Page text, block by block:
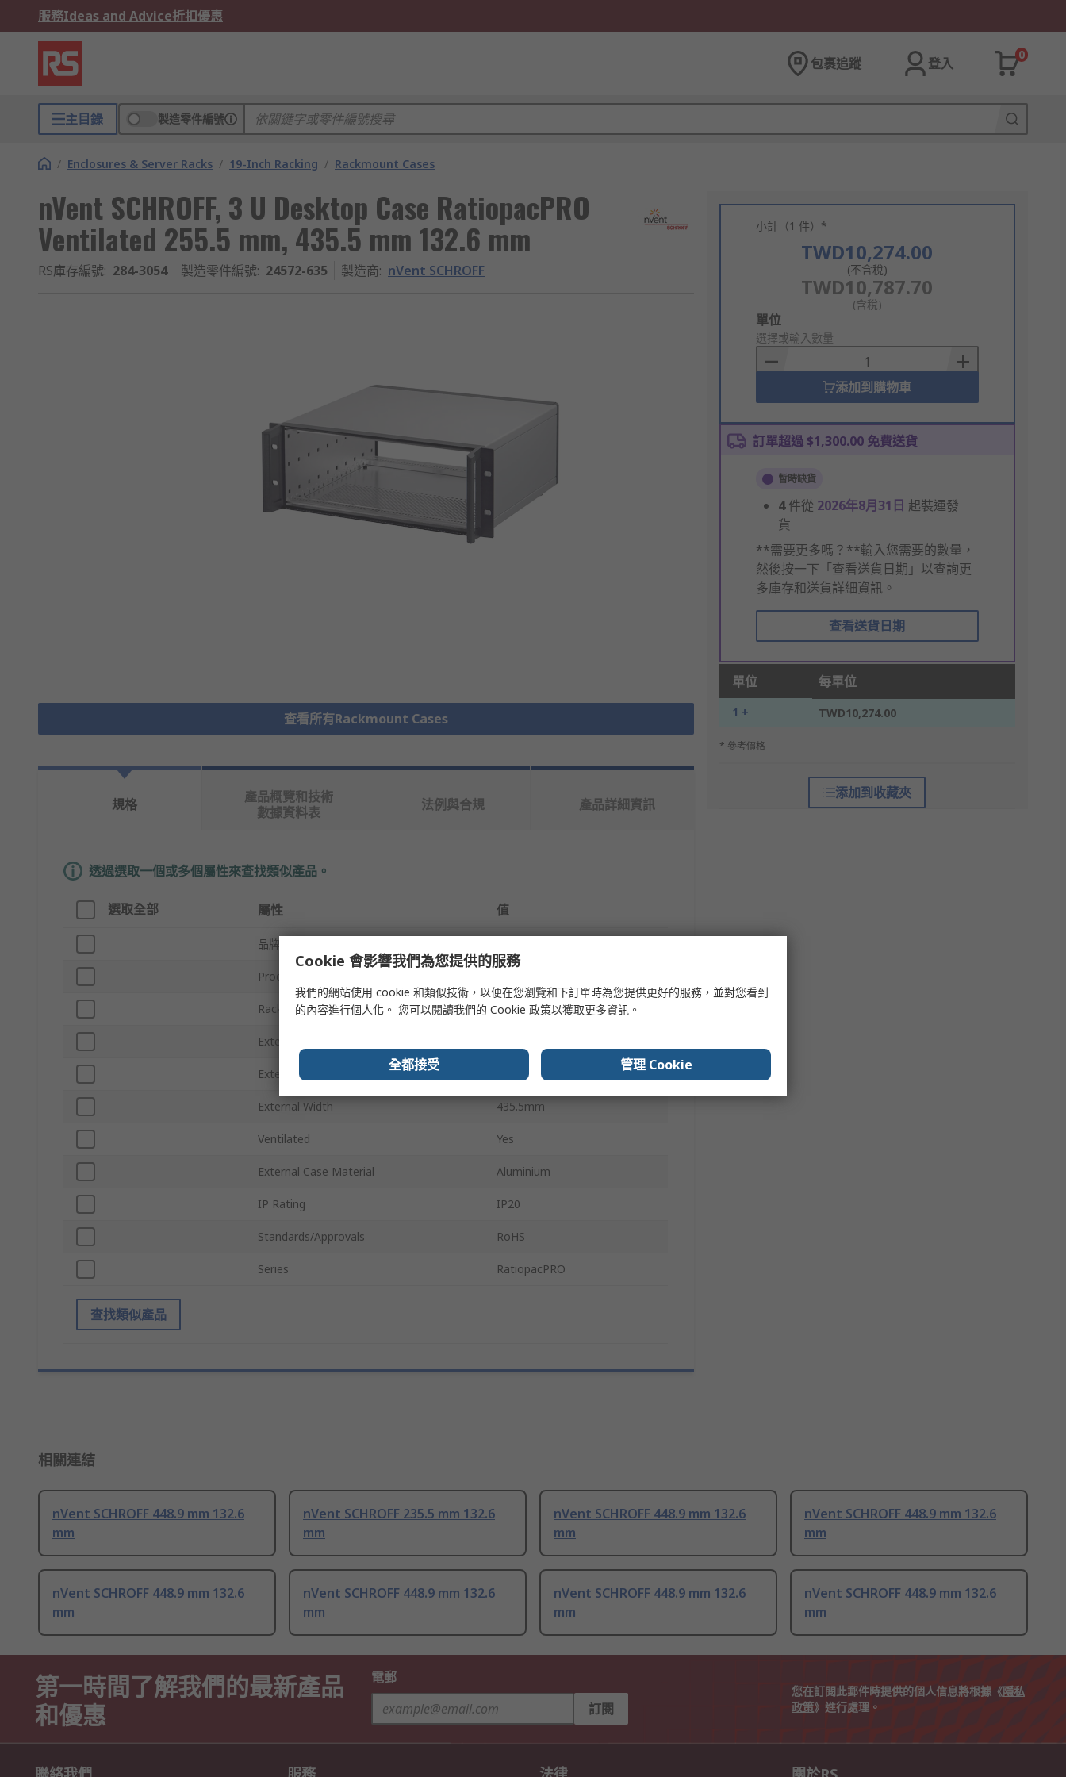
服務Ideas and Advice折扣優惠
包裹追蹤 登入
0
主目錄 製造零件編號
/ Enclosures & Server Racks / 19-Inch Racking / Rackmount Cases
nVent SCHROFF, 3 U Desktop Case RatiopacPRO
Ventilated 255.5 mm, 435.5 mm 132.6 mm
RS庫存編號: 284-3054 製造零件編號: 24572-635 製造商: nVent SCHROFF
查看所有Rackmount Cases
小計（1 件）*
TWD10,274.00
(不含稅)
TWD10,787.70
(含稅)
Add
to
Basket
單位
選擇或輸入數量
添加到購物車
訂單超過 $1,300.00 免費送貨
暫時缺貨
4件從 2026年8月31日 起裝運發
貨
**需要更多嗎？**輸入您需要的數量，
然後按一下「查看送貨日期」以查詢更
多庫存和送貨詳細資訊。
查看送貨日期
單位 每單位
1 + TWD10,274.00
* 參考價格
添加到收藏夾
規格
產品概覽和技術
數據資料表
法例與合規 產品詳細資訊
透過選取一個或多個屬性來查找類似產品。
選取全部 屬性 值
品牌
Product Type
Rack Unit 3U
External Depth
External Height 132.6mm
External Width 435.5mm
Ventilated Yes
External Case Material Aluminium
IP Rating IP20
Standards/Approvals RoHS
Series RatiopacPRO
查找類似產品
相關連結
nVent SCHROFF 448.9 mm 132.6
mm
nVent SCHROFF 235.5 mm 132.6
mm
nVent SCHROFF 448.9 mm 132.6
mm
nVent SCHROFF 448.9 mm 132.6
mm
nVent SCHROFF 448.9 mm 132.6
mm
nVent SCHROFF 448.9 mm 132.6
mm
nVent SCHROFF 448.9 mm 132.6
mm
nVent SCHROFF 448.9 mm 132.6
mm
第一時間了解我們的最新產品
和優惠
電郵
訂閱
您在訂閱此郵件時提供的個人信息將根據《隱私
政策》進行處理。
Cookie 會影響我們為您提供的服務
我們的網站使用 cookie 和類似技術，以便在您瀏覽和下訂單時為您提供更好的服務，並對您看到
的內容進行個人化。 您可以閱讀我們的 Cookie 政策以獲取更多資訊。
全都接受 管理 Cookie